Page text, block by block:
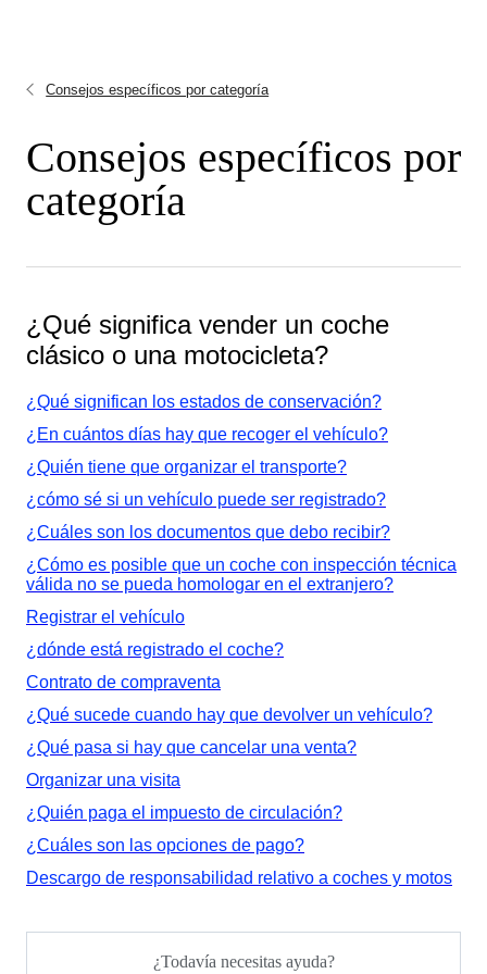
Consejos específicos por categoría
Consejos específicos por
categoría
¿Qué significa vender un coche
clásico o una motocicleta?
¿Qué significan los estados de conservación?
¿En cuántos días hay que recoger el vehículo?
¿Quién tiene que organizar el transporte?
¿cómo sé si un vehículo puede ser registrado?
¿Cuáles son los documentos que debo recibir?
¿Cómo es posible que un coche con inspección técnica
válida no se pueda homologar en el extranjero?
Registrar el vehículo
¿dónde está registrado el coche?
Contrato de compraventa
¿Qué sucede cuando hay que devolver un vehículo?
¿Qué pasa si hay que cancelar una venta?
Organizar una visita
¿Quién paga el impuesto de circulación?
¿Cuáles son las opciones de pago?
Descargo de responsabilidad relativo a coches y motos
¿Todavía necesitas ayuda?